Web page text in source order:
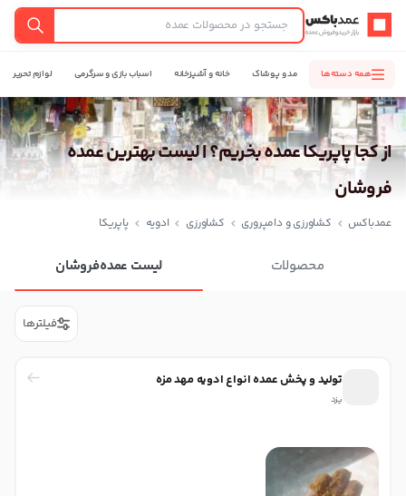
عمدباکس — بازگشت به صفحه اصلی
جستجو
همه دسته‌ها مد و پوشاک خانه و آشپزخانه اسباب بازی و سرگرمی لوازم تحریر
از کجا پاپریکا عمده بخریم؟ | لیست بهترین عمده
فروشان
عمدباکس کشاورزی و دامپروری کشاورزی ادویه پاپریکا
محصولات لیست عمده‌فروشان
فیلترها
تولید و پخش عمده انواع ادویه مهد مزه
یزد